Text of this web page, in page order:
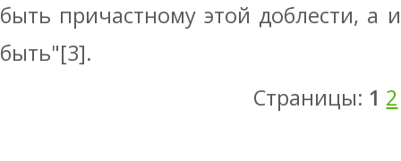
быть причастному этой доблести, а
быть"[3].
Страницы: 1 2